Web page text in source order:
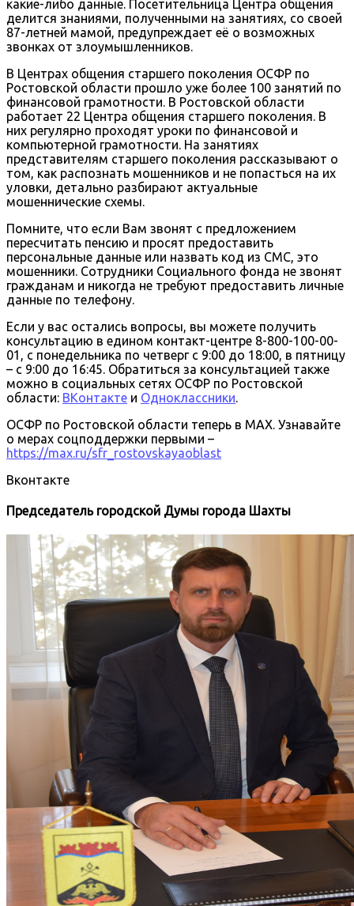
какие-либо данные. Посетительница Центра общения
делится знаниями, полученными на занятиях, со своей
87-летней мамой, предупреждает её о возможных
звонках от злоумышленников.
В Центрах общения старшего поколения ОСФР по
Ростовской области прошло уже более 100 занятий по
финансовой грамотности. В Ростовской области
работает 22 Центра общения старшего поколения. В
них регулярно проходят уроки по финансовой и
компьютерной грамотности. На занятиях
представителям старшего поколения рассказывают о
том, как распознать мошенников и не попасться на их
уловки, детально разбирают актуальные
мошеннические схемы.
Помните, что если Вам звонят с предложением
пересчитать пенсию и просят предоставить
персональные данные или назвать код из СМС, это
мошенники. Сотрудники Социального фонда не звонят
гражданам и никогда не требуют предоставить личные
данные по телефону.
Если у вас остались вопросы, вы можете получить
консультацию в едином контакт-центре 8-800-100-00-
01, с понедельника по четверг с 9:00 до 18:00, в пятницу
– с 9:00 до 16:45. Обратиться за консультацией также
можно в социальных сетях ОСФР по Ростовской
области: ВКонтакте и Одноклассники.
ОСФР по Ростовской области теперь в MAX. Узнавайте
о мерах соцподдержки первыми –
https://max.ru/sfr_rostovskayaoblast
Вконтакте
Председатель городской Думы города Шахты